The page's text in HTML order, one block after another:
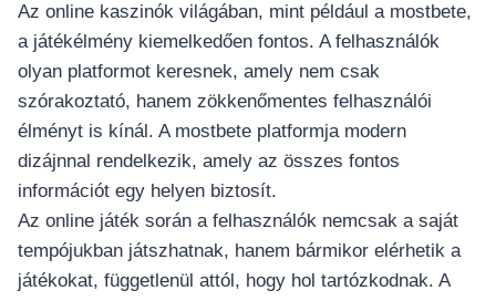
Az online kaszinók világában, mint például a mostbete,
a játékélmény kiemelkedően fontos. A felhasználók
olyan platformot keresnek, amely nem csak
szórakoztató, hanem zökkenőmentes felhasználói
élményt is kínál. A mostbete platformja modern
dizájnnal rendelkezik, amely az összes fontos
információt egy helyen biztosít.
Az online játék során a felhasználók nemcsak a saját
tempójukban játszhatnak, hanem bármikor elérhetik a
játékokat, függetlenül attól, hogy hol tartózkodnak. A